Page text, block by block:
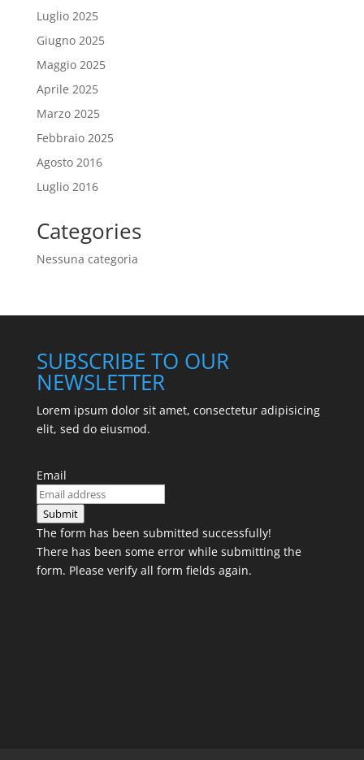
Luglio 2025
Giugno 2025
Maggio 2025
Aprile 2025
Marzo 2025
Febbraio 2025
Agosto 2016
Luglio 2016
Categories
Nessuna categoria
SUBSCRIBE TO OUR
NEWSLETTER
Lorem ipsum dolor sit amet, consectetur adipisicing
elit, sed do eiusmod.
Email
Submit
The form has been submitted successfully!
There has been some error while submitting the
form. Please verify all form fields again.